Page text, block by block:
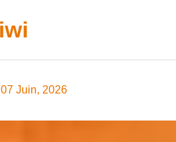
Juin, 2026